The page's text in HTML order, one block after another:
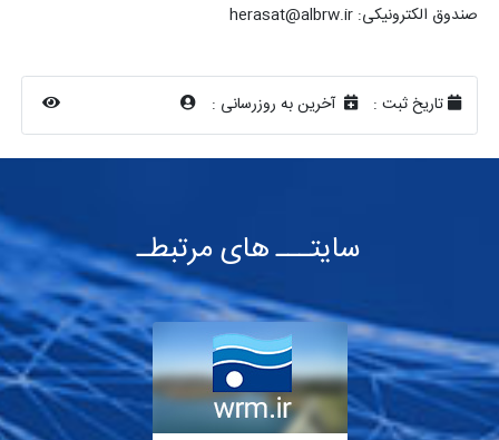
صندوق الکترونیکی: herasat@albrw.ir
تاریخ ثبت : آخرین به روزرسانی :
سایتـــ های مرتبطـ